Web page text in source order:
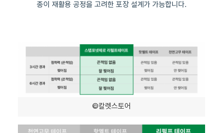
종이 재활용 공정을 고려한 포장 설계가 가능합니다.
©칼렛스토어